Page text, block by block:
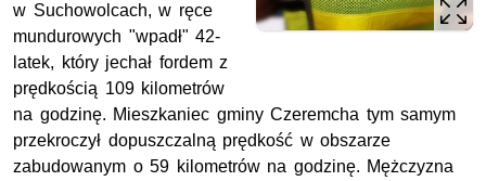
w Suchowolcach, w ręce
mundurowych "wpadł" 42-
latek, który jechał fordem z
prędkością 109 kilometrów
na godzinę. Mieszkaniec gminy Czeremcha tym samym
przekroczył dopuszczalną prędkość w obszarze
zabudowanym o 59 kilometrów na godzinę. Mężczyzna